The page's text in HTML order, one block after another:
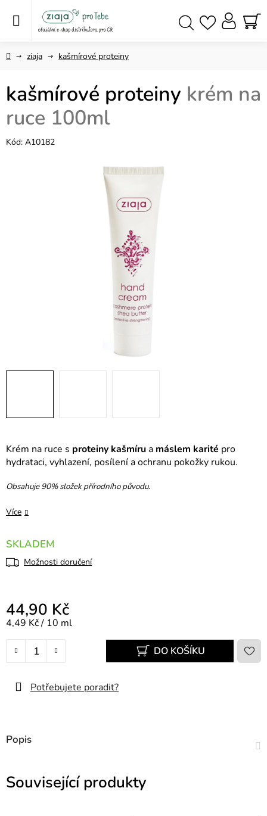
Domůziaja kašmírové proteiny
Krém na ruce s proteiny kašmírua máslem karité pro
hydrataci, vyhlazení, posílení a ochranu pokožky rukou.
Obsahuje 90% složek přírodního původu.
Více
SKLADEM
Možnosti doručení
44,90 Kč
Měrná cena:
4,49 Kč / 10 ml
DO KOŠÍKU
Potřebujete poradit?
kašmírové proteiny krém na
ruce 100ml
Kód: A10182
Popis
Související produkty